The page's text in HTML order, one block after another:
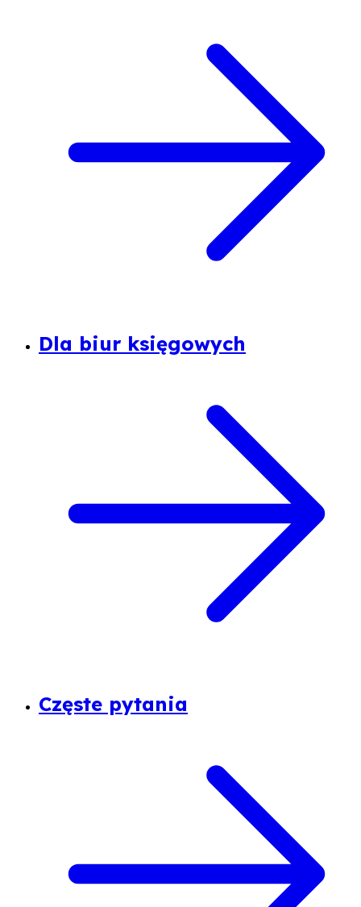
Dla biur księgowych
Częste pytania